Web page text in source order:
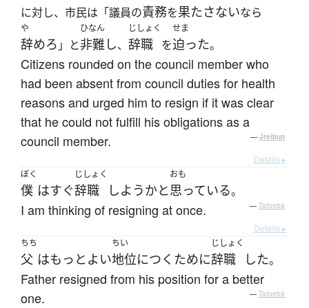
に対し、市民は「議員の責務を果たさないなら
や
辞めろ 」と
ひなん
非難し、
じしょく
辞職 を
せま
迫った。
Citizens rounded on the council member who
had been absent from council duties for health
reasons and urged him to resign if it was clear
that he could not fulfill his obligations as a
council member.
— Jreibun
Details ▸
ぼく
僕 はすぐ
じしょく
辞職 しようかと
おも
思っている。
I am thinking of resigning at once. — Tatoeba
Details ▸
ちち
父 はもっとよい
ちい
地位につく ために
じしょく
辞職 した。
Father resigned from his position for a better
one.
— Tatoeba